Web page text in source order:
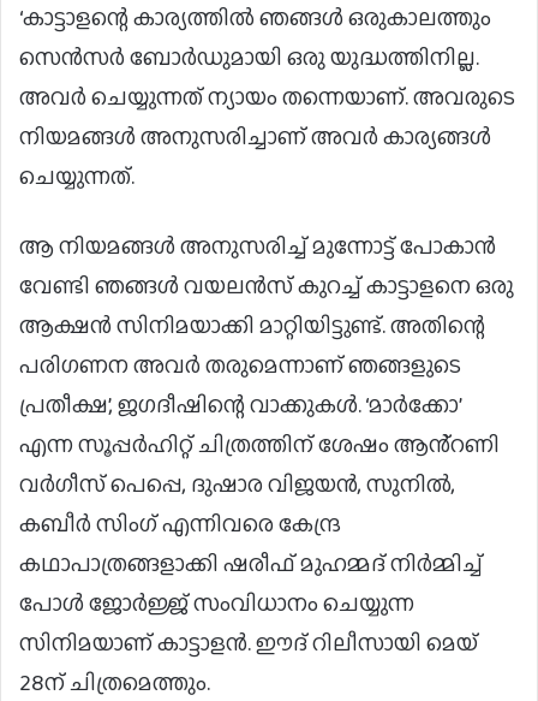
‘കാട്ടാളന്റെ കാര്യത്തിൽ ഞങ്ങൾ ഒരുകാലത്തും
സെൻസർ ബോർഡുമായി ഒരു യുദ്ധത്തിനില്ല.
അവർ ചെയ്യുന്നത് ന്യായം തന്നെയാണ്. അവരുടെ
നിയമങ്ങൾ അനുസരിച്ചാണ് അവർ കാര്യങ്ങൾ
ചെയ്യുന്നത്.
ആ നിയമങ്ങൾ അനുസരിച്ച് മുന്നോട്ട് പോകാൻ
വേണ്ടി ഞങ്ങൾ വയലൻസ് കുറച്ച് കാട്ടാളനെ ഒരു
ആക്ഷൻ സിനിമയാക്കി മാറ്റിയിട്ടുണ്ട്. അതിന്റെ
പരിഗണന അവർ തരുമെന്നാണ് ഞങ്ങളുടെ
പ്രതീക്ഷ’, ജഗദീഷിന്റെ വാക്കുകൾ. ‘മാർക്കോ’
എന്ന സൂപ്പർഹിറ്റ് ചിത്രത്തിന് ശേഷം ആൻ്റണി
വർഗീസ് പെപ്പെ, ദുഷാര വിജയൻ, സുനിൽ,
കബീർ സിംഗ് എന്നിവരെ കേന്ദ്ര
കഥാപാത്രങ്ങളാക്കി ഷരീഫ് മുഹമ്മദ് നിർമ്മിച്ച്
പോൾ ജോർജ്ജ് സംവിധാനം ചെയ്യുന്ന
സിനിമയാണ് കാട്ടാളൻ. ഈദ് റിലീസായി മെയ്
28ന് ചിത്രമെത്തും.